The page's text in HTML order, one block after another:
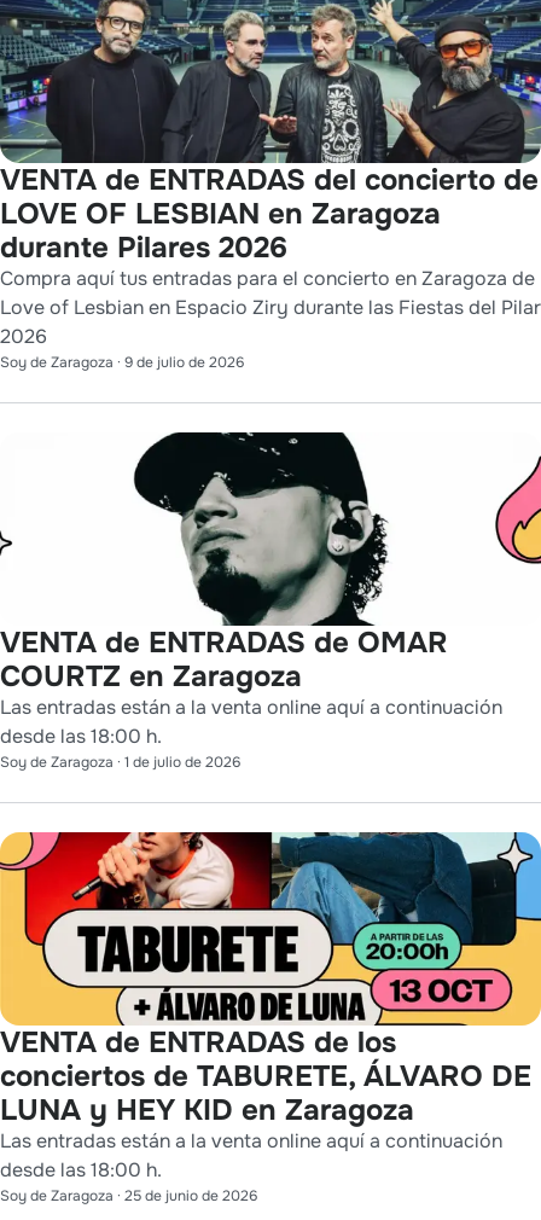
VENTA de ENTRADAS del concierto de
LOVE OF LESBIAN en Zaragoza
durante Pilares 2026
Compra aquí tus entradas para el concierto en Zaragoza de
Love of Lesbian en Espacio Ziry durante las Fiestas del Pilar
2026
Soy de Zaragoza · 9 de julio de 2026
VENTA de ENTRADAS de OMAR
COURTZ en Zaragoza
Las entradas están a la venta online aquí a continuación
desde las 18:00 h.
Soy de Zaragoza · 1 de julio de 2026
VENTA de ENTRADAS de los
conciertos de TABURETE, ÁLVARO DE
LUNA y HEY KID en Zaragoza
Las entradas están a la venta online aquí a continuación
desde las 18:00 h.
Soy de Zaragoza · 25 de junio de 2026